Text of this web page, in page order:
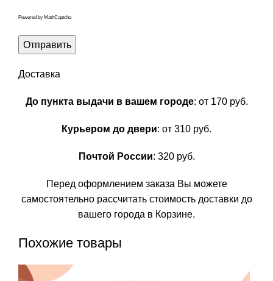
Powered by MathCaptcha
Доставка
До пункта выдачи в вашем городе: от 170 руб.
Курьером до двери: от 310 руб.
Почтой России: 320 руб.
Перед оформлением заказа Вы можете
самостоятельно рассчитать стоимость доставки до
вашего города в Корзине.
Похожие товары